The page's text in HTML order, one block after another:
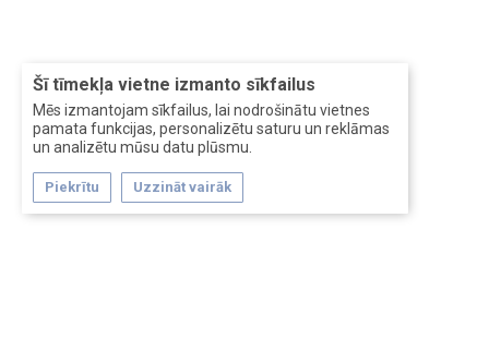
Šī tīmekļa vietne izmanto sīkfailus
Mēs izmantojam sīkfailus, lai nodrošinātu vietnes
pamata funkcijas, personalizētu saturu un reklāmas
un analizētu mūsu datu plūsmu.
Piekrītu Uzzināt vairāk